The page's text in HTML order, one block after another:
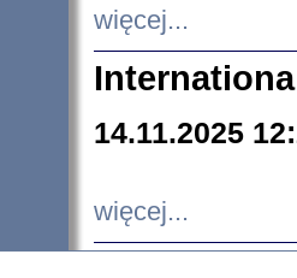
więcej...
14.11.2025
więcej...